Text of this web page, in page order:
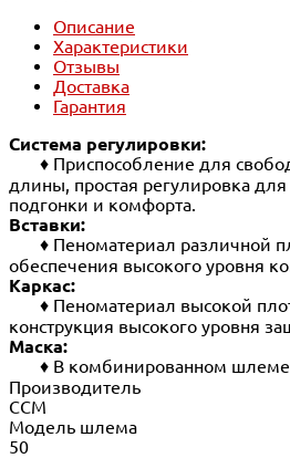
Описание
Характеристики
Отзывы
Доставка
Гарантия
Система регулировки:
♦ Приспособление для
длины, простая регулировка
подгонки и комфорта.
Вставки:
♦ Пеноматериал различной
обеспечения высокого уровня
Каркас:
♦ Пеноматериал высокой
конструкция высокого уровня
Маска:
♦ В комбинированном шлеме
Производитель
CCM
Модель шлема
50